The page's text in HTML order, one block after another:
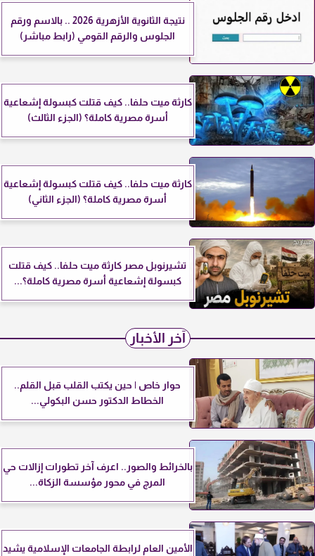
نتيجة الثانوية الأزهرية 2026 .. بالاسم ورقم
الجلوس والرقم القومي (رابط مباشر)
كارثة ميت حلفا.. كيف قتلت كبسولة إشعاعية
أسرة مصرية كاملة؟ (الجزء الثالث)
كارثة ميت حلفا.. كيف قتلت كبسولة إشعاعية
أسرة مصرية كاملة؟ (الجزء الثاني)
تشيرنوبل مصر كارثة ميت حلفا.. كيف قتلت
كبسولة إشعاعية أسرة مصرية كاملة؟...
آخر الأخبار
حوار خاص | حين يكتب القلب قبل القلم..
الخطاط الدكتور حسن البكولي...
بالخرائط والصور.. اعرف آخر تطورات إزالات حي
المرج في محور مؤسسة الزكاة...
الأمين العام لرابطة الجامعات الإسلامية يشيد